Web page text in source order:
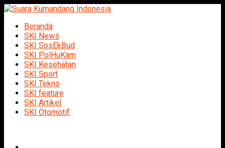
Beranda
SKI News
SKI SosEkBud
SKI PolHuKam
SKI Kesehatan
SKI Sport
SKI Tekno
SKI feature
SKI Artikel
SKI Otomotif